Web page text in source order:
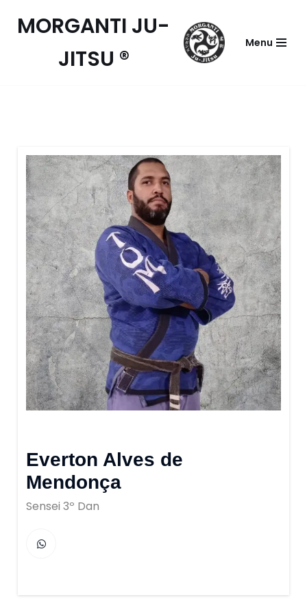
Pular
MORGANTI JU-
JITSU ®
Menu
Everton Alves de
Mendonça
Sensei 3º Dan